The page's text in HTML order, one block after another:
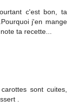
c'est bon, ta
j'en mange
ta recette...
sont cuites,
.